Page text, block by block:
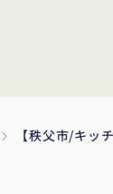
【秩父市/キッ